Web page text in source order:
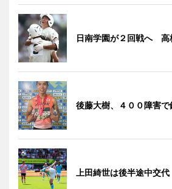
日南学園が２回戦へ 高
後藤大樹、４００障害で
上田綺世は後半途中交